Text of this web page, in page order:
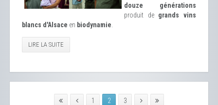
douze générations
produit de grands vins
blancs d'Alsace en biodynamie
LIRE LA SUITE
1 2 3